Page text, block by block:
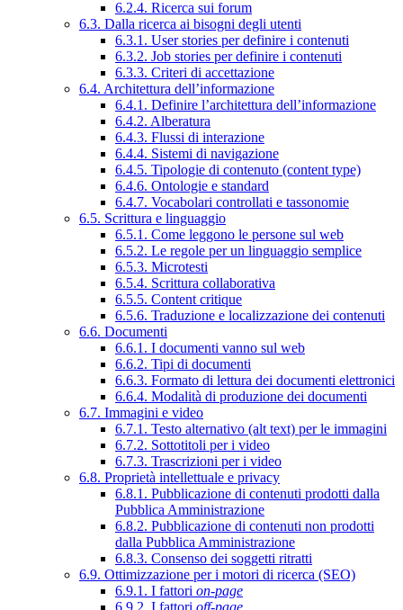
6.2.4. Ricerca sui forum
6.3. Dalla ricerca ai bisogni degli utenti
6.3.1. User stories per definire i contenuti
6.3.2. Job stories per definire i contenuti
6.3.3. Criteri di accettazione
6.4. Architettura dell’informazione
6.4.1. Definire l’architettura dell’informazione
6.4.2. Alberatura
6.4.3. Flussi di interazione
6.4.4. Sistemi di navigazione
6.4.5. Tipologie di contenuto (content type)
6.4.6. Ontologie e standard
6.4.7. Vocabolari controllati e tassonomie
6.5. Scrittura e linguaggio
6.5.1. Come leggono le persone sul web
6.5.2. Le regole per un linguaggio semplice
6.5.3. Microtesti
6.5.4. Scrittura collaborativa
6.5.5. Content critique
6.5.6. Traduzione e localizzazione dei contenuti
6.6. Documenti
6.6.1. I documenti vanno sul web
6.6.2. Tipi di documenti
6.6.3. Formato di lettura dei documenti elettronici
6.6.4. Modalità di produzione dei documenti
6.7. Immagini e video
6.7.1. Testo alternativo (alt text) per le immagini
6.7.2. Sottotitoli per i video
6.7.3. Trascrizioni per i video
6.8. Proprietà intellettuale e privacy
6.8.1. Pubblicazione di contenuti prodotti dalla
Pubblica Amministrazione
6.8.2. Pubblicazione di contenuti non prodotti
dalla Pubblica Amministrazione
6.8.3. Consenso dei soggetti ritratti
6.9. Ottimizzazione per i motori di ricerca (SEO)
6.9.1. I fattori on-page
6.9.2. I fattori off-page